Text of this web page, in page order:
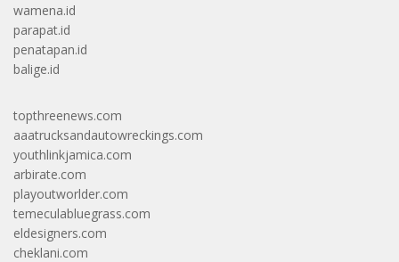
wamena.id
parapat.id
penatapan.id
balige.id
topthreenews.com
aaatrucksandautowreckings.com
youthlinkjamica.com
arbirate.com
playoutworlder.com
temeculabluegrass.com
eldesigners.com
cheklani.com